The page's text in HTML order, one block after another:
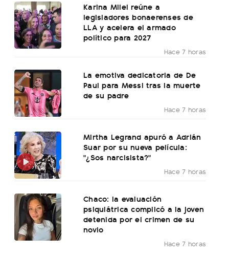
Karina Milei reúne a
legisladores bonaerenses de
LLA y acelera el armado
político para 2027
Hace 7 horas
La emotiva dedicatoria de De
Paul para Messi tras la muerte
de su padre
Hace 7 horas
Mirtha Legrand apuró a Adrián
Suar por su nueva película:
"¿Sos narcisista?"
Hace 7 horas
Chaco: la evaluación
psiquiátrica complicó a la joven
detenida por el crimen de su
novio
Hace 7 horas